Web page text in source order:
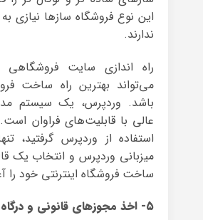
این نوع فروشگاه سازها نیازی
ندارند.
راه اندازی سایت
می‌تواند بهترین راه ساخت
باشد. وردپرس، یک سیستم
عالی با قابلیت‌های فراوان
استفاده از وردپرس گرفتید،
میزبانی وردپرس و انتخاب یک
ساخت فروشگاه اینترنتی خود را
۵- اخذ مجوزهای قانونی و درگاه پرداخت